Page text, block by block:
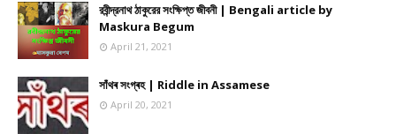
রবীন্দ্রনাথ ঠাকুরের সংক্ষিপ্ত জীবনী | Bengali article by
Maskura Begum
April 21, 2021
সাঁথৰ সংগ্ৰহ | Riddle in Assamese
April 20, 2021